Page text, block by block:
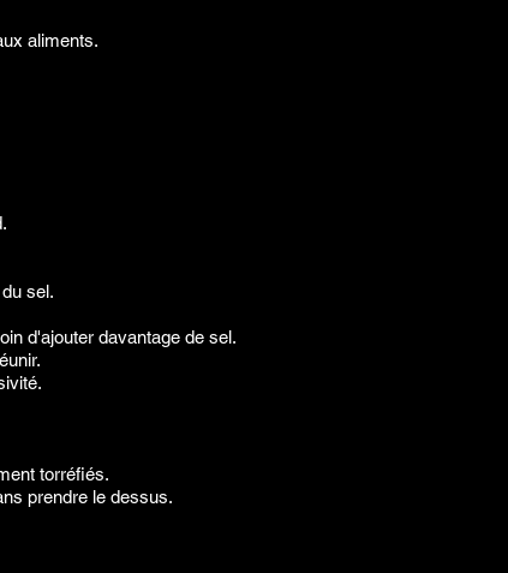
aliments.
sel.
d'ajouter davantage de sel.
torréfiés.
prendre le dessus.